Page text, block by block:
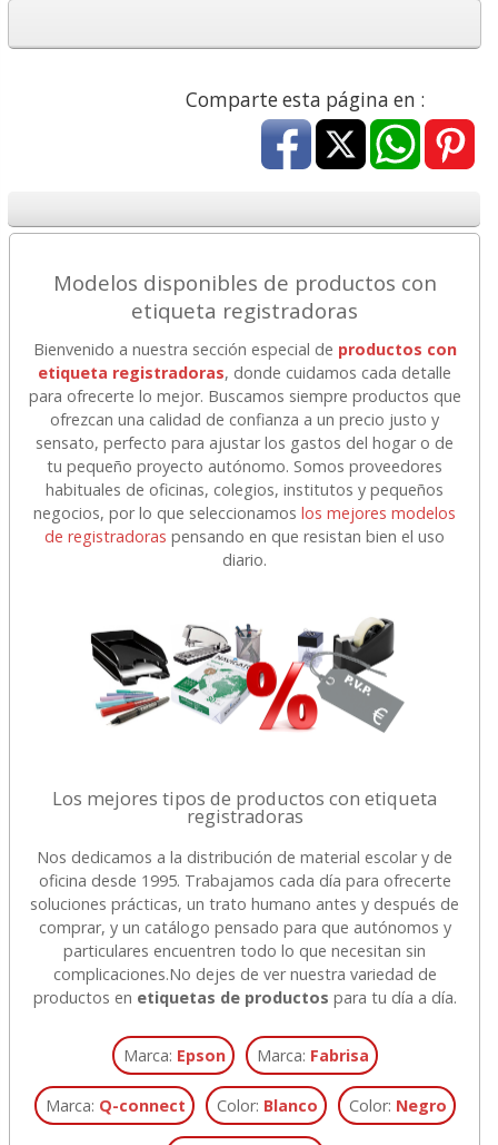
Comparte esta página en :
Modelos disponibles de productos con
etiqueta registradoras
Bienvenido a nuestra sección especial de productos con
etiqueta registradoras, donde cuidamos cada detalle
para ofrecerte lo mejor. Buscamos siempre productos que
ofrezcan una calidad de confianza a un precio justo y
sensato, perfecto para ajustar los gastos del hogar o de
tu pequeño proyecto autónomo. Somos proveedores
habituales de oficinas, colegios, institutos y pequeños
negocios, por lo que seleccionamoslos mejores modelos
de registradoras pensando en que resistan bien el uso
diario.
Los mejores tipos de productos con etiqueta
registradoras
Nos dedicamos a la distribución de material escolar y de
oficina desde 1995. Trabajamos cada día para ofrecerte
soluciones prácticas, un trato humano antes y después de
comprar, y un catálogo pensado para que autónomos y
particulares encuentren todo lo que necesitan sin
complicaciones.No dejes de ver nuestra variedad de
productos en etiquetas de productos para tu día a día.
Marca: Epson Marca: Fabrisa
Marca: Q-connect Color: Blanco Color: Negro